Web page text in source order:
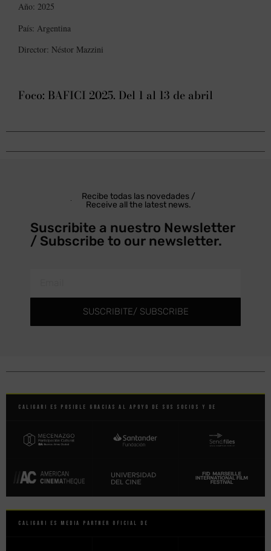
Año: 2025
País: Argentina
Director: Néstor Mazzini
Foco: BAFICI 2025. Del 1 al 13 de abril
Recibe todas las novedades /
Receive all the latest news.
Suscribite a nuestro Newsletter
/ Subscribe to our newsletter.
SUSCRIBITE/ SUBSCRIBE
Caligari es posible gracias al apoyo de sus socios y de
Caligari es Media Partner Oficial de